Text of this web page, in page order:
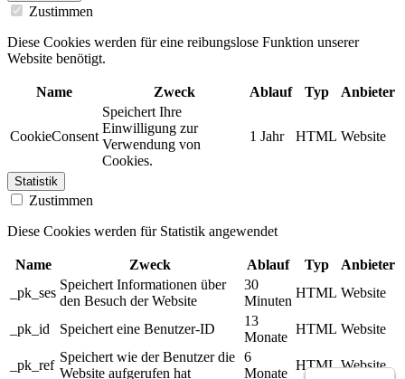
Zustimmen
Diese Cookies werden für eine reibungslose Funktion unserer
Website benötigt.
Name Zweck Ablauf Typ Anbieter
CookieConsent
Speichert Ihre
Einwilligung zur
Verwendung von
Cookies.
1 Jahr HTML Website
Statistik
Zustimmen
Diese Cookies werden für Statistik angewendet
Name Zweck Ablauf Typ
Anbieter
_pk_ses
Speichert Informationen über
den Besuch der Website
30
Minuten
HTML Website
_pk_id Speichert eine Benutzer-ID
13
Monate
HTML Website
_pk_ref
Speichert wie der Benutzer die
Website aufgerufen hat
6
Monate
HTML Website